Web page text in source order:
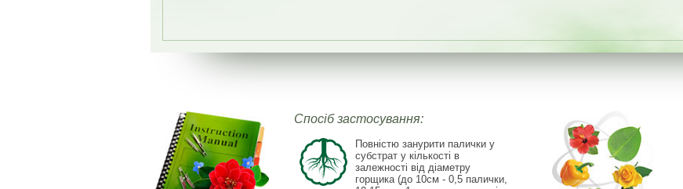
Спосіб застосування:
Повністю занурити палички у
субстрат у кількості в
залежності від діаметру
горщика (до 10см - 0,5 палички,